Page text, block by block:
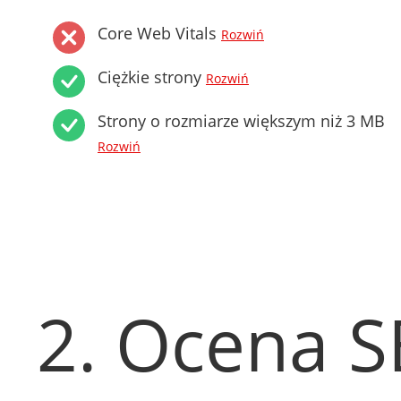
Core Web Vitals Rozwiń
Ciężkie strony Rozwiń
Strony o rozmiarze większym niż 3 MB
Rozwiń
2. Ocena